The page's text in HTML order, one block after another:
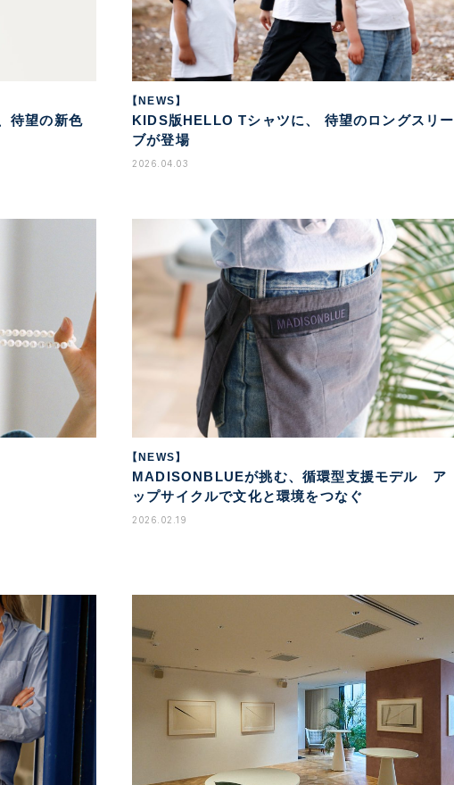
待望の新色
【NEWS】
KIDS版HELLO Tシャツに、 待望のロングスリー
ブが登場
2026.04.03
【NEWS】
MADISONBLUEが挑む、循環型支援モデル ア
ップサイクルで文化と環境をつなぐ
2026.02.19